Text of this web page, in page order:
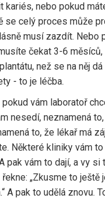
kariés, nebo pokud
se celý proces může
musí zazdít. Nebo
čekat 3-6
než se na něj dá
- to je léčba.
pokud vám laboratoř
nesedí, neznamená
to, že lékař má
Některé kliniky vám to
pak vám to dají, a vy si
„Zkusme to ještě
A pak to udělá znovu.